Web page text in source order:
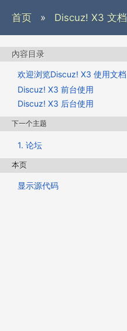
首页 » Discuz! X3 文档
內容目录
欢迎浏览Discuz! X3 使用文档
Discuz! X3 前台使用
Discuz! X3 后台使用
下一个主题
1. 论坛
本页
显示源代码